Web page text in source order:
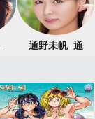
通野未帆_通